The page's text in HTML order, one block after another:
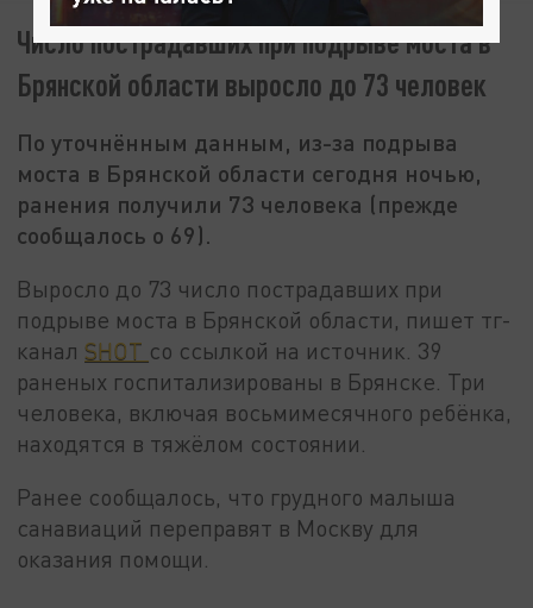
Число пострадавших при подрыве моста в
Брянской области выросло до 73 человек
По уточнённым данным, из-за подрыва
моста в Брянской области сегодня ночью,
ранения получили 73 человека (прежде
сообщалось о 69).
Выросло до 73 число пострадавших при
подрыве моста в Брянской области, пишет тг-
канал SHOT со ссылкой на источник. 39
раненых госпитализированы в Брянске. Три
человека, включая восьмимесячного ребёнка,
находятся в тяжёлом состоянии.
Ранее сообщалось, что грудного малыша
санавиаций переправят в Москву для
оказания помощи.